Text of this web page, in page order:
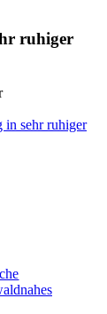
ruhiger
in sehr ruhiger